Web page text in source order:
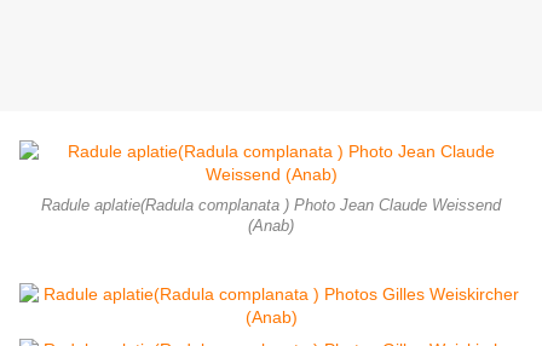
Radule aplatie(Radula complanata ) Photo Jean Claude Weissend
(Anab)